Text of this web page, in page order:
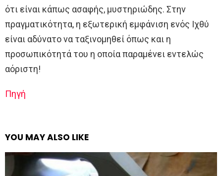
ότι είναι κάπως ασαφής, μυστηριώδης. Στην
πραγματικότητα, η εξωτερική εμφάνιση ενός Ιχθύ
είναι αδύνατο να ταξινομηθεί όπως και η
προσωπικότητά του η οποία παραμένει εντελώς
αόριστη!
Πηγή
YOU MAY ALSO LIKE